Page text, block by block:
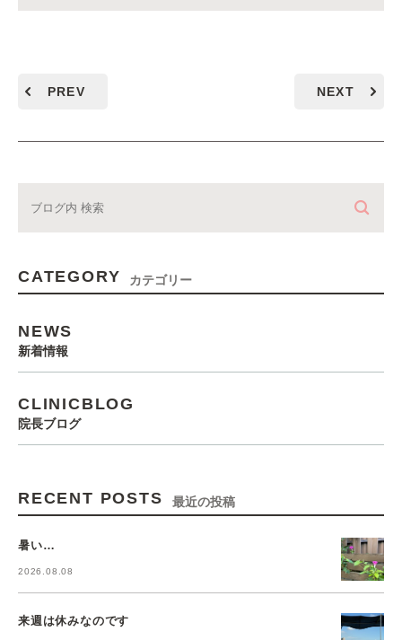
PREV NEXT
CATEGORY カテゴリー
NEWS
新着情報
CLINICBLOG
院長ブログ
RECENT POSTS 最近の投稿
暑い…
2026.08.08
来週は休みなのです